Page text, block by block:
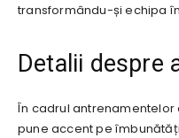
transformându-și echipa
Detalii despre
În cadrul antrenamentelor
pune accent pe